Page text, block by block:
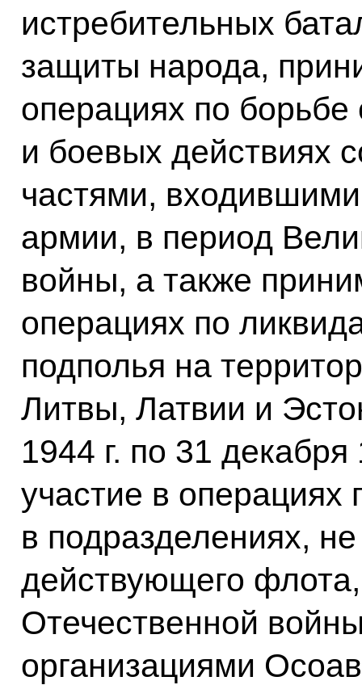
истребительных
защиты народа,
операциях по
и боевых действиях
частями,
армии, в период
войны, а также
операциях по
подполья на
Литвы, Латвии и
1944 г. по 31
участие в
в подразделениях,
действующего
Отечественной
организациями